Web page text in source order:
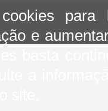
para
e